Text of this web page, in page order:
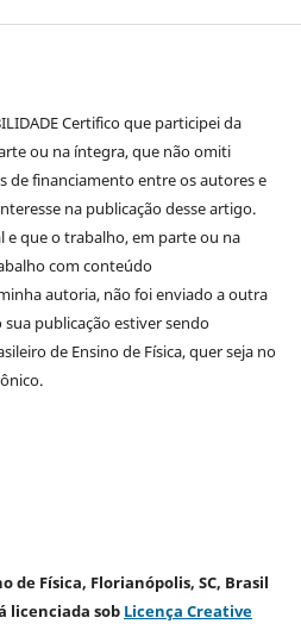
Certifico que participei da
ou na íntegra, que não omiti
de financiamento entre os autores e
na publicação desse artigo.
que o trabalho, em parte ou na
com conteúdo
autoria, não foi enviado a outra
publicação estiver sendo
de Ensino de Física, quer seja no
de Física, Florianópolis, SC, Brasil
licenciada sob Licença Creative